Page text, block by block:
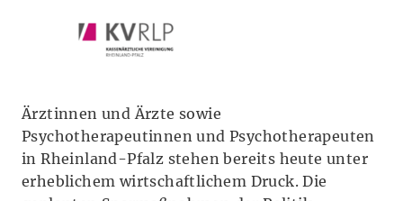
Ärztinnen und Ärzte sowie
Psychotherapeutinnen und Psychotherapeuten
in Rheinland-Pfalz stehen bereits heute unter
erheblichem wirtschaftlichem Druck. Die